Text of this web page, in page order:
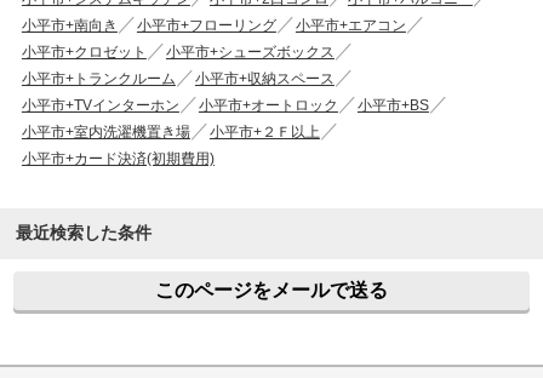
小平市+南向き
小平市+フローリング
小平市+エアコン
小平市+クロゼット
小平市+シューズボックス
小平市+トランクルーム
小平市+収納スペース
小平市+TVインターホン
小平市+オートロック
小平市+BS
小平市+室内洗濯機置き場
小平市+２Ｆ以上
小平市+カード決済(初期費用)
最近検索した条件
このページをメールで送る